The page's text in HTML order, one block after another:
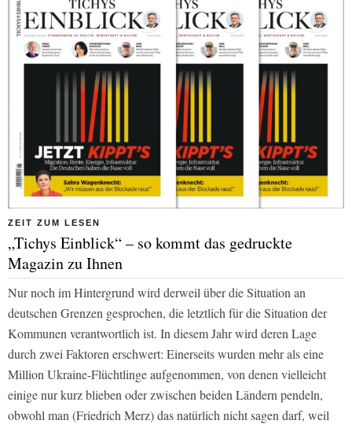
ZEIT ZUM LESEN
„Tichys Einblick“ – so kommt das gedruckte
Magazin zu Ihnen
Nur noch im Hintergrund wird derweil über die Situation an
deutschen Grenzen gesprochen, die letztlich für die Situation der
Kommunen verantwortlich ist. In diesem Jahr wird deren Lage
durch zwei Faktoren erschwert: Einerseits wurden mehr als eine
Million Ukraine-Flüchtlinge aufgenommen, von denen vielleicht
einige nur kurz blieben oder zwischen beiden Ländern pendeln,
obwohl man (Friedrich Merz) das natürlich nicht sagen darf, weil